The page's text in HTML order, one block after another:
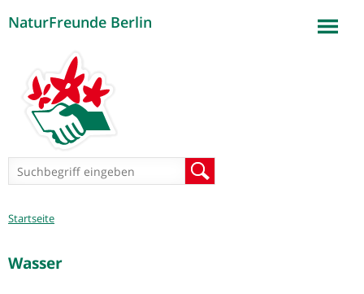
NaturFreunde Berlin
Suchformular
Sie
Startseite
Wasser